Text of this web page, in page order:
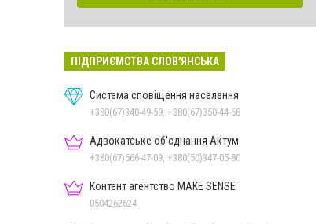
ПІДПРИЄМСТВА СЛОВ'ЯНСЬКА
Система сповіщення населення
+380(67)340-49-59, +380(67)350-44-68
Адвокатське об'єднання Актум
+380(67)566-47-09, +380(50)347-05-80
Контент агентство MAKE SENSE
0504262624